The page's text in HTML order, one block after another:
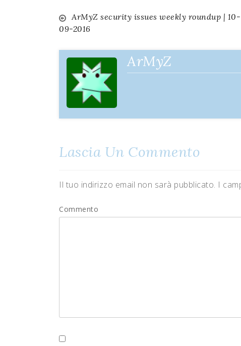
Navigazione
articoli
ArMyZ security issues weekly roundup | 10-
09-2016
ArMyZ
Lascia Un Commento
Il tuo indirizzo email non sarà pubblicato. I
Commento